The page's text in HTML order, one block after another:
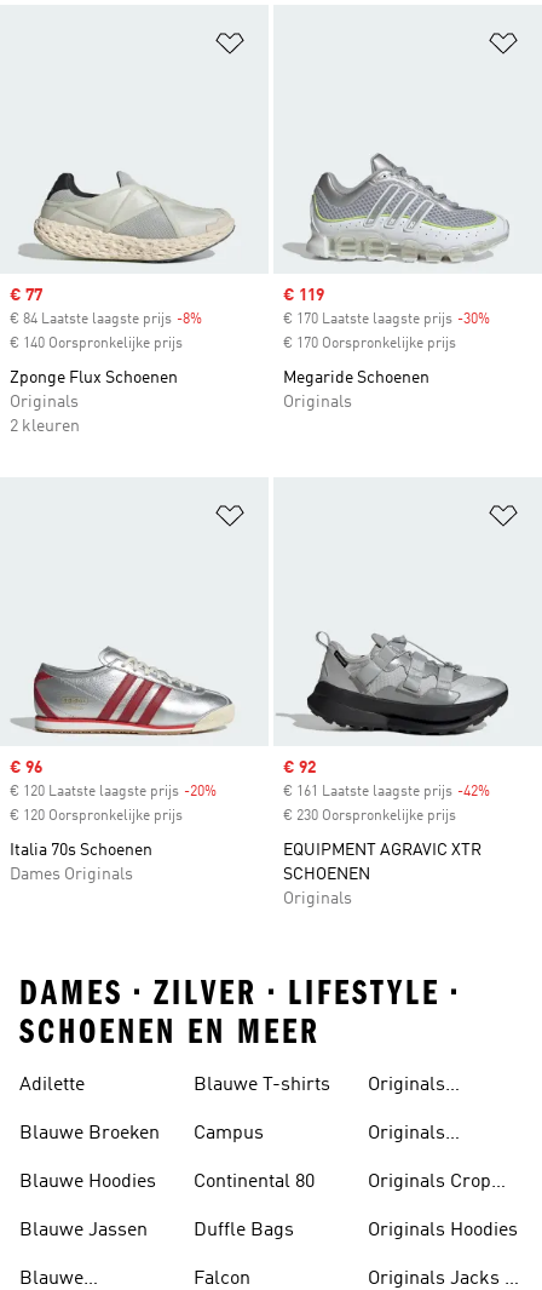
Sale price
€ 77
€ 84 Laatste laagste prijs -8%
€ 140 Oorspronkelijke prijs
Zponge Flux Schoenen
Originals
2 kleuren
Sale price
€ 119
€ 170 Laatste laagste prijs -30%
€ 170 Oorspronkelijke prijs
Megaride Schoenen
Originals
Sale price
€ 96
€ 120 Laatste laagste prijs -20%
€ 120 Oorspronkelijke prijs
Italia 70s Schoenen
Dames Originals
Sale price
€ 92
€ 161 Laatste laagste prijs -42%
€ 230 Oorspronkelijke prijs
EQUIPMENT AGRAVIC XTR
SCHOENEN
Originals
DAMES • ZILVER • LIFESTYLE •
SCHOENEN EN MEER
Adilette
Blauwe Broeken
Blauwe Hoodies
Blauwe Jassen
Blauwe
Blauwe T-shirts
Campus
Continental 80
Duffle Bags
Falcon
Originals
Originals
Originals Crop
Originals Hoodies
Originals Jacks &